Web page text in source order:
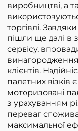
виробництві, а
торгівлі.
пішли ще далі в
сервісу,
клієнтів.
палетних
моторизовані
з урахуванням
переваг
максимальної